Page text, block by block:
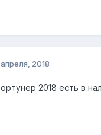
2018
2018 есть в